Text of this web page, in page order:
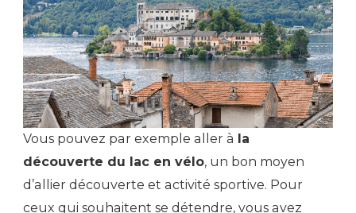
Vous pouvez par exemple aller à
la
découverte du lac en vélo, un bon moyen
d’allier découverte et activité sportive. Pour
ceux qui souhaitent se détendre, vous avez